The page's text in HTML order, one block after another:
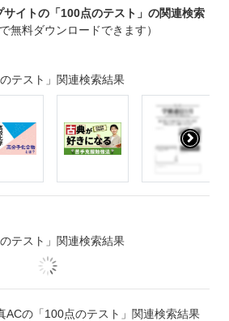
イトの「100点のテスト」の関連検索
無料ダウンロードできます）
テスト」関連検索結果
テスト」関連検索結果
ACの「100点のテスト」関連検索結果